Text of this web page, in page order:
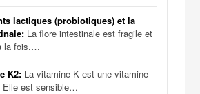
lactiques (probiotiques) et la
La flore intestinale est fragile et
la fois.…
K2: La vitamine K est une vitamine
Elle est sensible…